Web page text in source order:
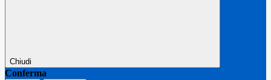
Chiudi
Conferma